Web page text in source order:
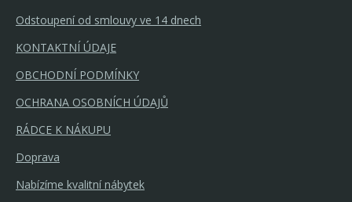
Odstoupení od smlouvy ve 14 dnech
KONTAKTNÍ ÚDAJE
OBCHODNÍ PODMÍNKY
OCHRANA OSOBNÍCH ÚDAJŮ
RÁDCE K NÁKUPU
Doprava
Nabízíme kvalitní nábytek